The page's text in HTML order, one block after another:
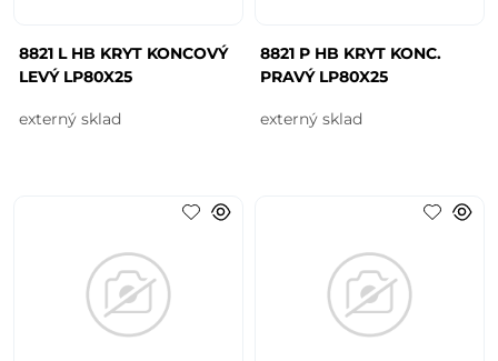
8821 L HB KRYT KONCOVÝ
LEVÝ LP80X25
externý sklad
8821 P HB KRYT KONC.
PRAVÝ LP80X25
externý sklad